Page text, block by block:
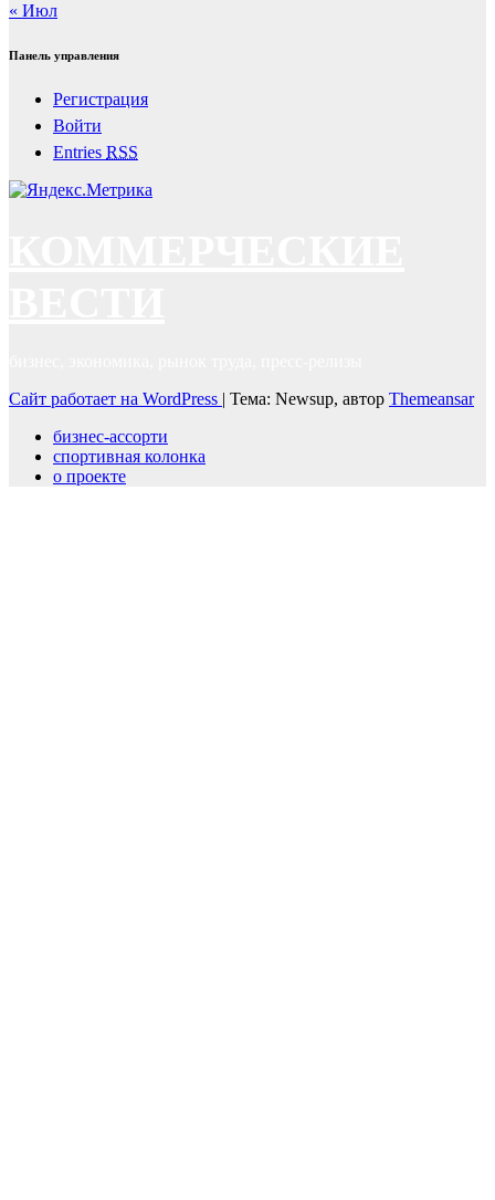
« Июл
Панель управления
Регистрация
Войти
Entries RSS
Сайт работает на WordPress | Тема: Newsup, автор Themeansar
бизнес-ассорти
спортивная колонка
о проекте